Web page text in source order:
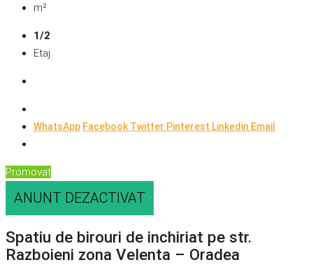
m²
1/2
Etaj
WhatsApp FacebookTwitter Pinterest Linkedin Email
Promovat
ANUNT DEZACTIVAT
Spatiu de birouri de inchiriat pe str.
Razboieni zona Velenta – Oradea